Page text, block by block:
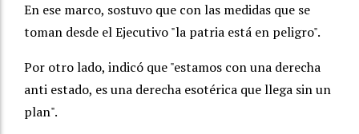
En ese marco, sostuvo que con las medidas que se
toman desde el Ejecutivo "la patria está en peligro".
Por otro lado, indicó que "estamos con una derecha
anti estado, es una derecha esotérica que llega sin un
plan".